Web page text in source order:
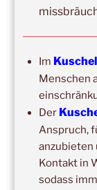
Mit der
DIE
Im
Menschen
Der
Anspruch,
anzubieten
Kontakt in
sodass